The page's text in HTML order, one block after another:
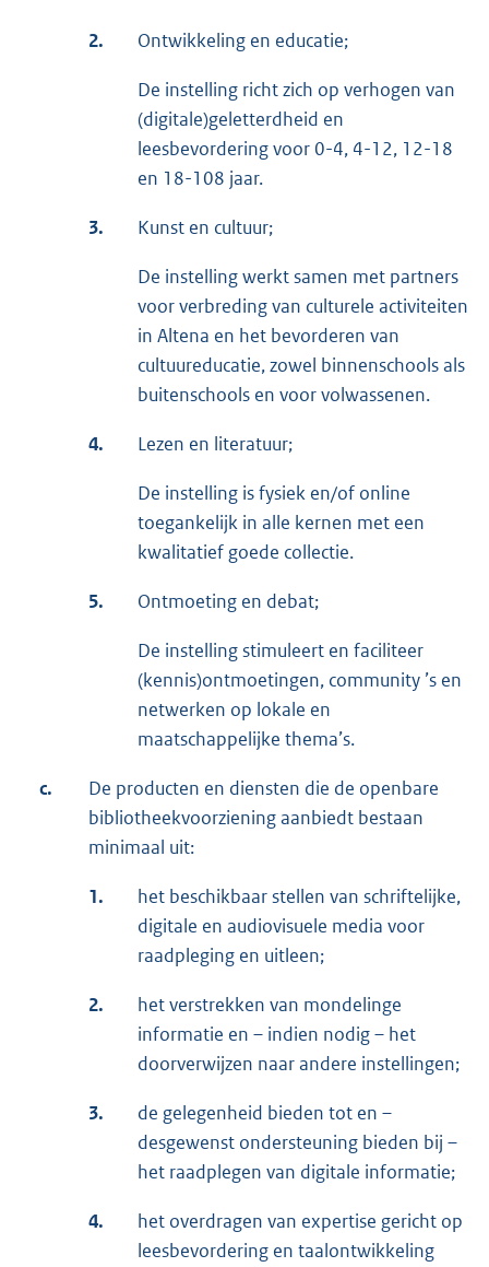
2. Ontwikkeling en educatie;
De instelling richt zich op verhogen van
(digitale)geletterdheid en
leesbevordering voor 0-4, 4-12, 12-18
en 18-108 jaar.
3. Kunst en cultuur;
De instelling werkt samen met partners
voor verbreding van culturele activiteiten
in Altena en het bevorderen van
cultuureducatie, zowel binnenschools als
buitenschools en voor volwassenen.
4. Lezen en literatuur;
De instelling is fysiek en/of online
toegankelijk in alle kernen met een
kwalitatief goede collectie.
5. Ontmoeting en debat;
De instelling stimuleert en faciliteer
(kennis)ontmoetingen, community ’s en
netwerken op lokale en
maatschappelijke thema’s.
c.
De producten en diensten die de openbare
bibliotheekvoorziening aanbiedt bestaan
minimaal uit:
1.
het beschikbaar stellen van schriftelijke,
digitale en audiovisuele media voor
raadpleging en uitleen;
2.
het verstrekken van mondelinge
informatie en – indien nodig – het
doorverwijzen naar andere instellingen;
3.
de gelegenheid bieden tot en –
desgewenst ondersteuning bieden bij –
het raadplegen van digitale informatie;
4.
het overdragen van expertise gericht op
leesbevordering en taalontwikkeling